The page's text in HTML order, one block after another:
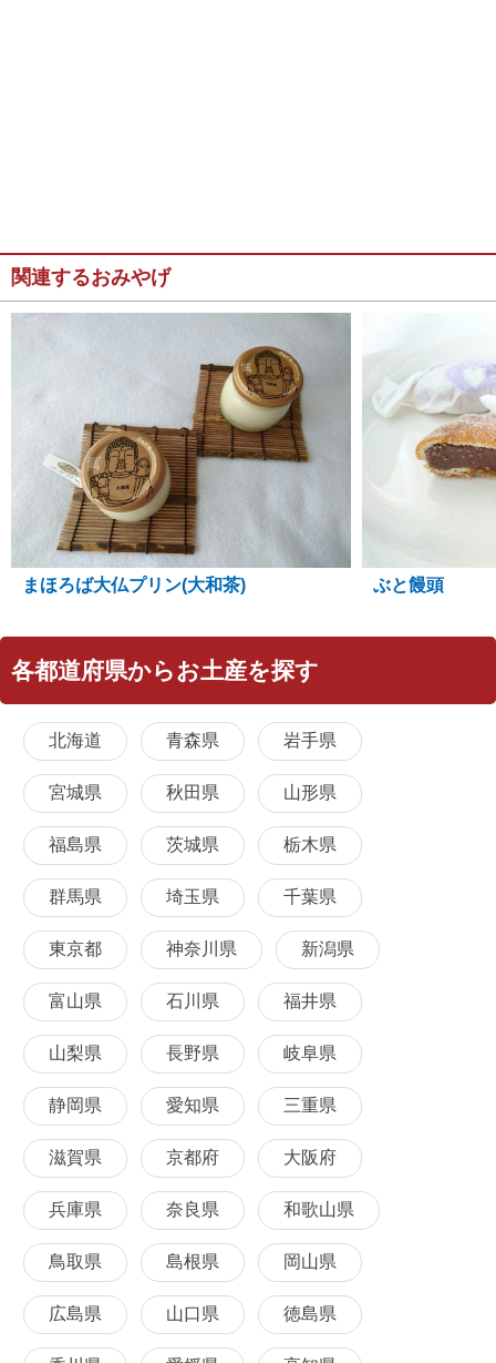
関連するおみやげ
まほろば大仏プリン(大和茶) ぶと饅頭
各都道府県からお土産を探す
北海道 青森県 岩手県
宮城県 秋田県 山形県
福島県 茨城県 栃木県
群馬県 埼玉県 千葉県
東京都 神奈川県 新潟県
富山県 石川県 福井県
山梨県 長野県 岐阜県
静岡県 愛知県 三重県
滋賀県 京都府 大阪府
兵庫県 奈良県 和歌山県
鳥取県 島根県 岡山県
広島県 山口県 徳島県